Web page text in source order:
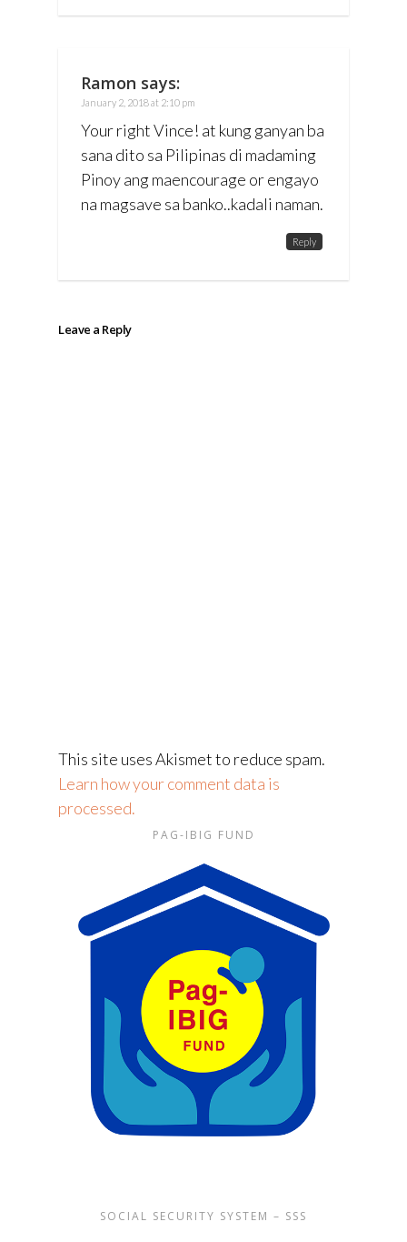
Ramon says:
January 2, 2018 at 2:10 pm
Your right Vince! at kung ganyan ba
sana dito sa Pilipinas di madaming
Pinoy ang maencourage or engayo
na magsave sa banko..kadali naman.
Reply
Leave a Reply
This site uses Akismet to reduce spam.
Learn how your comment data is
processed.
PAG-IBIG FUND
SOCIAL SECURITY SYSTEM – SSS